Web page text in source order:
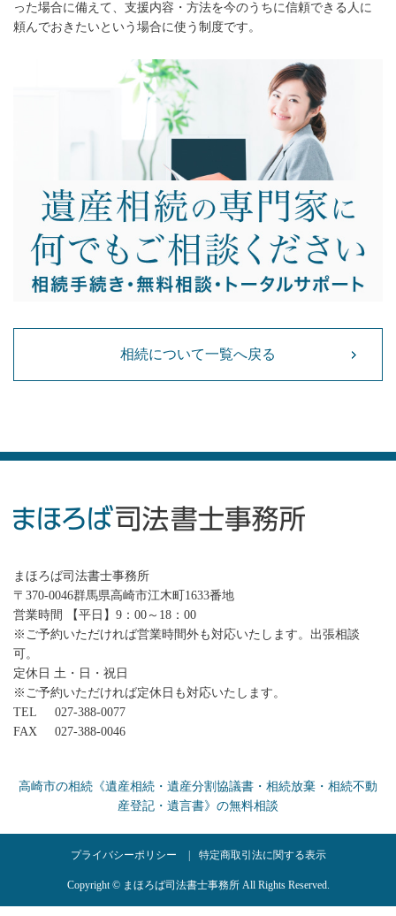
った場合に備えて、支援内容・方法を今のうちに信頼できる人に
頼んでおきたいという場合に使う制度です。
相続について一覧へ戻る
まほろば司法書士事務所
〒370-0046群馬県高崎市江木町1633番地
営業時間 【平日】9：00～18：00
※ご予約いただければ営業時間外も対応いたします。出張相談
可。
定休日 土・日・祝日
※ご予約いただければ定休日も対応いたします。
TEL
027-388-0077
FAX
027-388-0046
高崎市の相続《遺産相続・遺産分割協議書・相続放棄・相続不動
産登記・遺言書》の無料相談
プライバシーポリシー 特定商取引法に関する表示
Copyright © まほろば司法書士事務所 All Rights Reserved.